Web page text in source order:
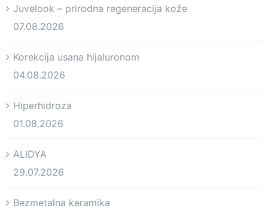
Juvelook – prirodna regeneracija kože
07.08.2026
Korekcija usana hijaluronom
04.08.2026
Hiperhidroza
01.08.2026
ALIDYA
29.07.2026
Bezmetalna keramika